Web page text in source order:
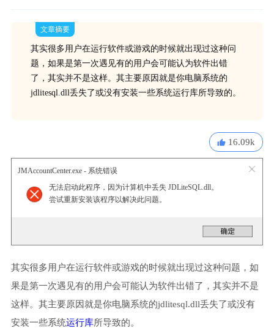
文章摘要
其实很多用户在运行软件或游戏的时候就出现过这种问
题，如果是第一次遇见有的用户会可能认为软件出错
了，其实并不是这样。其主要原因就是你电脑系统的
jdlitesql.dll丢失了或没有安装一些系统运行库所导致的。
16.09k
JMAccountCenter.exe - 系统错误
无法启动此程序，因为计算机中丢失 JDLiteSQL.dll。
尝试重新安装该程序以解决此问题。
其实很多用户在运行软件或游戏的时候就出现过这种问题，如
果是第一次遇见有的用户会可能认为软件出错了，其实并不是
这样。其主要原因就是你电脑系统的jdlitesql.dll丢失了或没有
安装一些系统运行库所导致的。